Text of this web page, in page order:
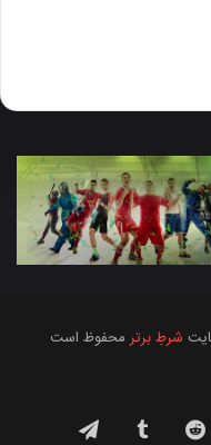
شرطِ برتر محفوظ است
‫رددیت ‫تامبلر